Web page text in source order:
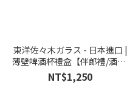
東洋佐々木ガラス - 日本進口 |
薄壁啤酒杯禮盒【伴郎禮/酒杯/
婚禮小物】
NT$1,250